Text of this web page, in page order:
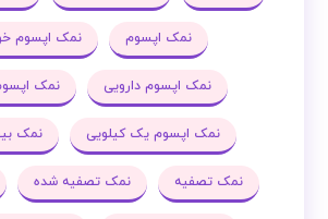
نمک اپسوم نمک اپسوم
نمک اپسوم دارویی نمک
نمک اپسوم یک کیلویی نمک
نمک تصفیه نمک تصفیه شده